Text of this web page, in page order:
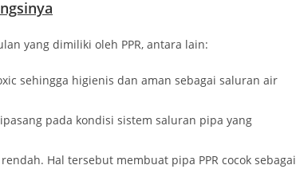
yang dimiliki oleh PPR, antara lain:
sehingga higienis dan aman sebagai saluran air
pada kondisi sistem saluran pipa yang
Hal tersebut membuat pipa PPR cocok sebagai